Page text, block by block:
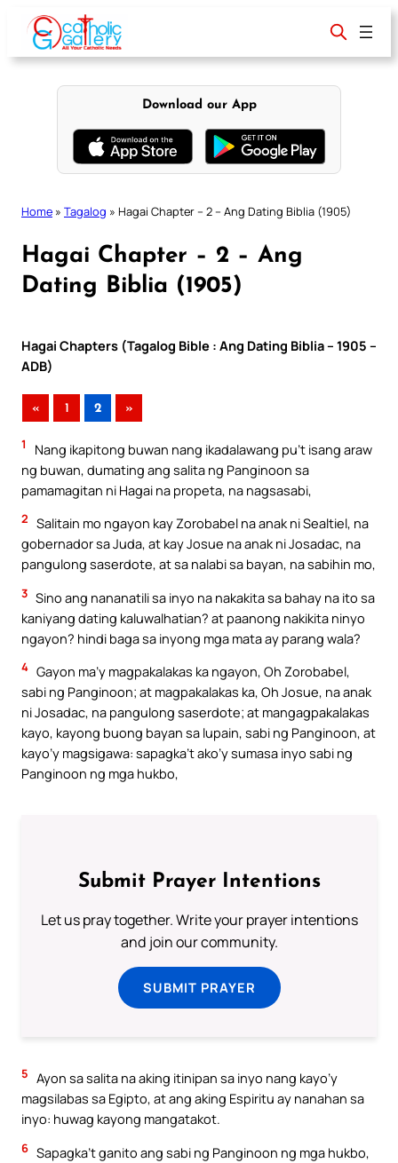
content
Download our App
Home » Tagalog » Hagai Chapter – 2 – Ang Dating Biblia (1905)
Hagai Chapter – 2 – Ang
Dating Biblia (1905)
Hagai Chapters (Tagalog Bible : Ang Dating Biblia – 1905 –
ADB)
« 1 2 »
1
Nang ikapitong buwan nang ikadalawang pu’t isang araw
ng buwan, dumating ang salita ng Panginoon sa
pamamagitan ni Hagai na propeta, na nagsasabi,
2 Salitain mo ngayon kay Zorobabel na anak ni Sealtiel, na
gobernador sa Juda, at kay Josue na anak ni Josadac, na
pangulong saserdote, at sa nalabi sa bayan, na sabihin mo,
3 Sino ang nananatili sa inyo na nakakita sa bahay na ito sa
kaniyang dating kaluwalhatian? at paanong nakikita ninyo
ngayon? hindi baga sa inyong mga mata ay parang wala?
4 Gayon ma’y magpakalakas ka ngayon, Oh Zorobabel,
sabi ng Panginoon; at magpakalakas ka, Oh Josue, na anak
ni Josadac, na pangulong saserdote; at mangagpakalakas
kayo, kayong buong bayan sa lupain, sabi ng Panginoon, at
kayo’y magsigawa: sapagka’t ako’y sumasa inyo sabi ng
Panginoon ng mga hukbo,
Submit Prayer Intentions
Let us pray together. Write your prayer intentions
and join our community.
SUBMIT PRAYER
5 Ayon sa salita na aking itinipan sa inyo nang kayo’y
magsilabas sa Egipto, at ang aking Espiritu ay nanahan sa
inyo: huwag kayong mangatakot.
6 Sapagka’t ganito ang sabi ng Panginoon ng mga hukbo,